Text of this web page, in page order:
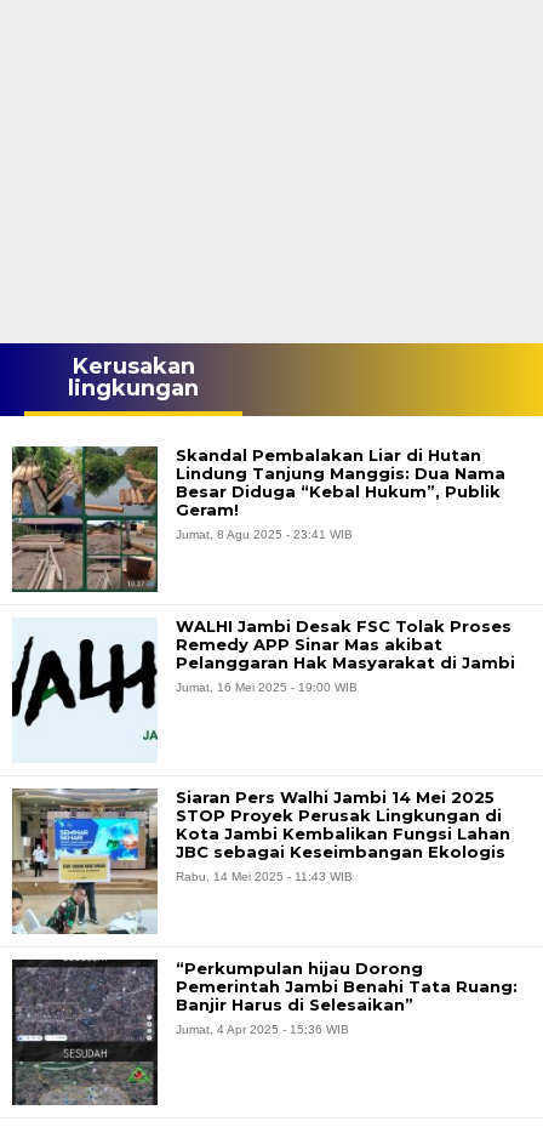
Kerusakan
lingkungan
Skandal Pembalakan Liar di Hutan
Lindung Tanjung Manggis: Dua Nama
Besar Diduga “Kebal Hukum”, Publik
Geram!
Jumat, 8 Agu 2025 - 23:41 WIB
WALHI Jambi Desak FSC Tolak Proses
Remedy APP Sinar Mas akibat
Pelanggaran Hak Masyarakat di Jambi
Jumat, 16 Mei 2025 - 19:00 WIB
Siaran Pers Walhi Jambi 14 Mei 2025
STOP Proyek Perusak Lingkungan di
Kota Jambi Kembalikan Fungsi Lahan
JBC sebagai Keseimbangan Ekologis
Rabu, 14 Mei 2025 - 11:43 WIB
“Perkumpulan hijau Dorong
Pemerintah Jambi Benahi Tata Ruang:
Banjir Harus di Selesaikan”
Jumat, 4 Apr 2025 - 15:36 WIB